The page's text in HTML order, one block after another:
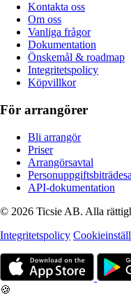
Kontakta oss
Om oss
Vanliga frågor
Dokumentation
Önskemål & roadmap
Integritetspolicy
Köpvillkor
För arrangörer
Bli arrangör
Priser
Arrangörsavtal
API-dokumentation
© 2026 Ticsie AB. Alla
Integritetspolicy
🍪